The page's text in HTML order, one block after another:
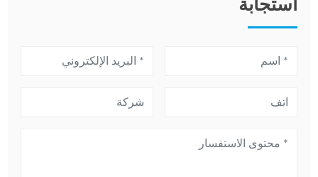
استجابة